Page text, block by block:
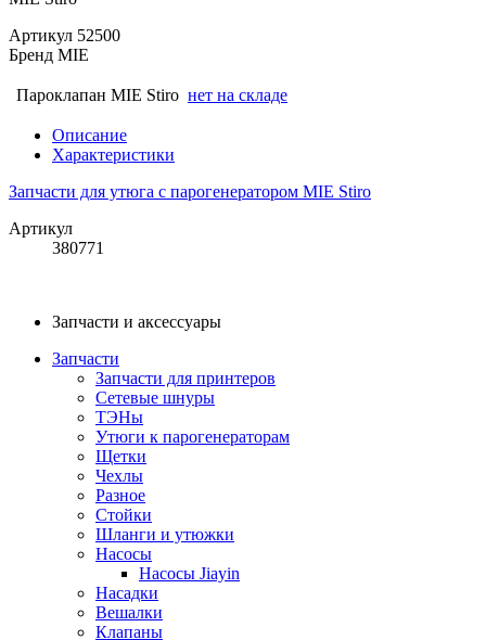
Артикул 52500
Бренд MIE
Пароклапан MIE Stiro нет на складе
Описание
Характеристики
Запчасти для утюга с парогенератором MIE Stiro
Артикул
380771
Запчасти и аксессуары
Запчасти
Запчасти для принтеров
Сетевые шнуры
ТЭНы
Утюги к парогенераторам
Щетки
Чехлы
Разное
Стойки
Шланги и утюжки
Насосы
Насосы Jiayin
Насадки
Вешалки
Клапаны